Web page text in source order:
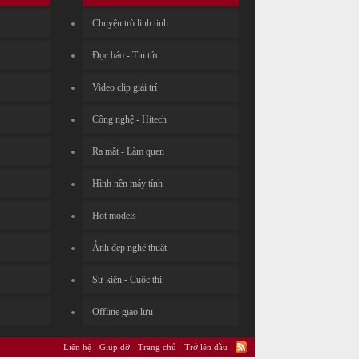
Chuyện trò linh tinh
Đọc báo - Tin tức
Video clip giải trí
Công nghệ - Hitech
Ra mắt - Làm quen
Hình nền máy tính
Hot models
Ảnh đẹp nghệ thuật
Sự kiện - Cuộc thi
Offline giao lưu
Liên hệ Giúp đỡ Trang chủ Trở lên đầu